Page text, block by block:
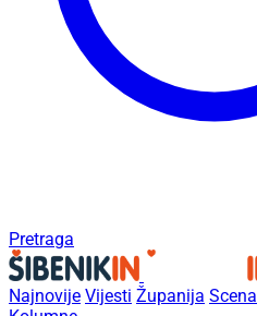
Pretraga
Najnovije Vijesti Županija Scena